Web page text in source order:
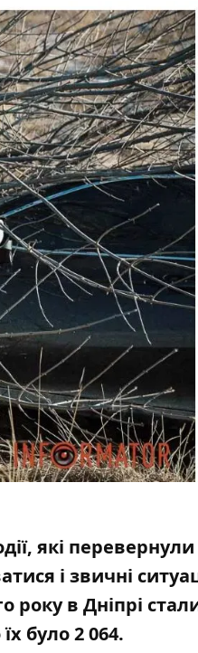
які
і звичні
року в Дніпрі
було 2 064.